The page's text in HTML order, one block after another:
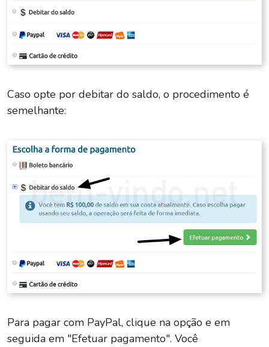
Caso opte por debitar do saldo, o procedimento é
semelhante:
Para pagar com PayPal, clique na opção e em
seguida em "Efetuar pagamento". Você